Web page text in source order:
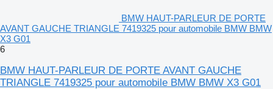
BMW HAUT-PARLEUR DE PORTE
AVANT GAUCHE TRIANGLE 7419325 pour automobile BMW BMW
X3 G01
6
BMW HAUT-PARLEUR DE PORTE AVANT GAUCHE
TRIANGLE 7419325 pour automobile BMW BMW X3 G01